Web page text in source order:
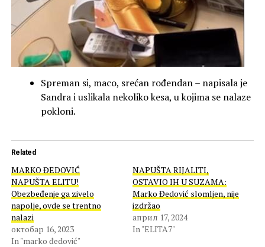
Spreman si, maco, srećan rođendan – napisala je
Sandra i uslikala nekoliko kesa, u kojima se nalaze
pokloni.
Related
MARKO ĐEDOVIĆ
NAPUŠTA ELITU!
Obezbeđenje ga zivelo
napolje, ovde se trentno
nalazi
октобар 16, 2023
In "marko đedović"
NAPUŠTA RIJALITI,
OSTAVIO IH U SUZAMA:
Marko Đedović slomljen, nije
izdržao
април 17, 2024
In "ELITA7"